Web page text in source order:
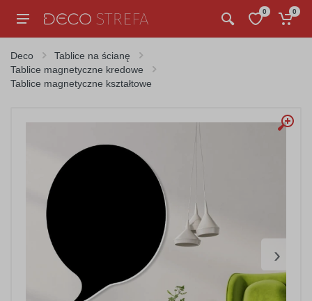
0 0
Deco
Tablice na ścianę
Tablice magnetyczne kredowe
Tablice magnetyczne kształtowe
›